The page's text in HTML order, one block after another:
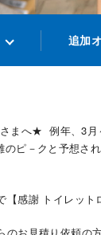
追加
まへ★ 例年、3月
ピ－クと予想さ
【感謝 トイレット
のお見積り依頼